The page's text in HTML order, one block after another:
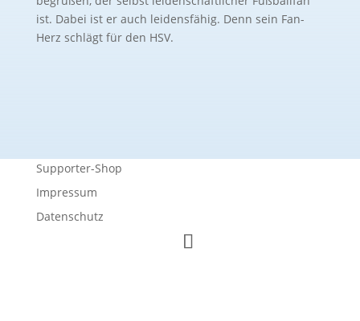
ist. Dabei ist er auch leidensfähig. Denn sein Fan-
Herz schlägt für den HSV.
Supporter-Shop
Impressum
Datenschutz